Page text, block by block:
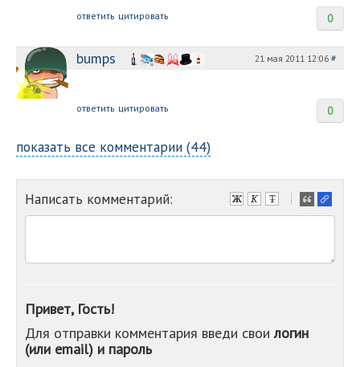
0
ответить цитировать
bumps 21 мая 2011 12:06 #
0
ответить цитировать
показать все комментарии (44)
Написать комментарий:
-
-
-
-
Привет, Гость!
Для отправки комментария введи своилогин
(или email) и пароль